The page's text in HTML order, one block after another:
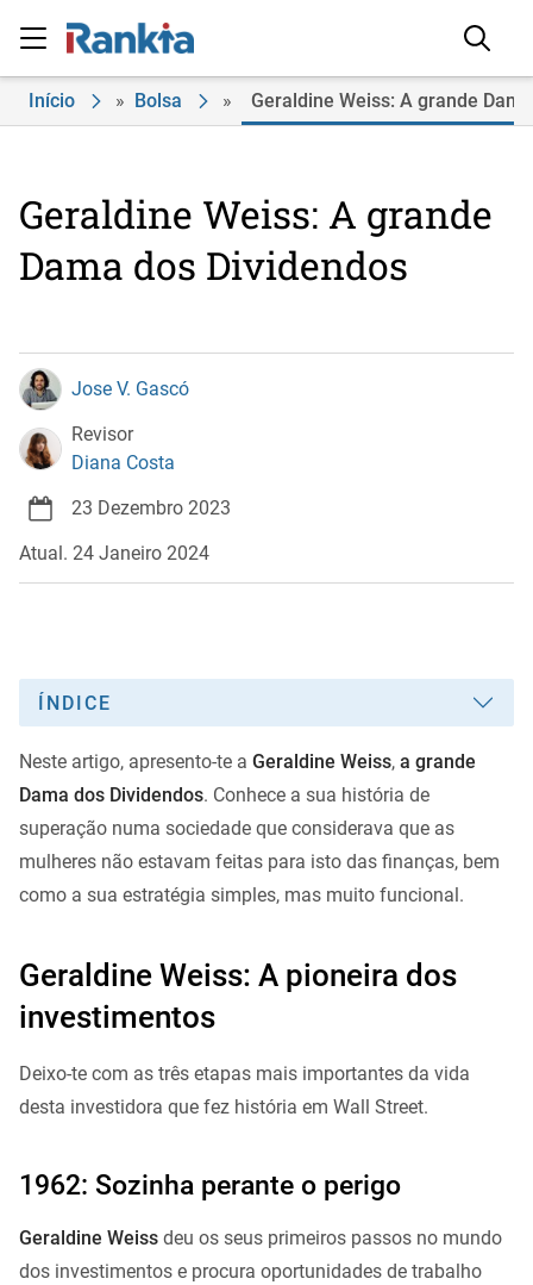
Início » Bolsa » Geraldine Weiss: A grande
Geraldine Weiss: A grande
Dama dos Dividendos
Jose V. Gascó
Revisor
Diana Costa
23 Dezembro 2023
Atual. 24 Janeiro 2024
ÍNDICE
Neste artigo, apresento-te a Geraldine Weiss, a grande
Dama dos Dividendos. Conhece a sua história de
superação numa sociedade que considerava que as
mulheres não estavam feitas para isto das finanças, bem
como a sua estratégia simples, mas muito funcional.
Geraldine Weiss: A pioneira dos
investimentos
Deixo-te com as três etapas mais importantes da vida
desta investidora que fez história em Wall Street.
1962: Sozinha perante o perigo
Geraldine Weiss deu os seus primeiros passos no mundo
dos investimentos e procura oportunidades de trabalho